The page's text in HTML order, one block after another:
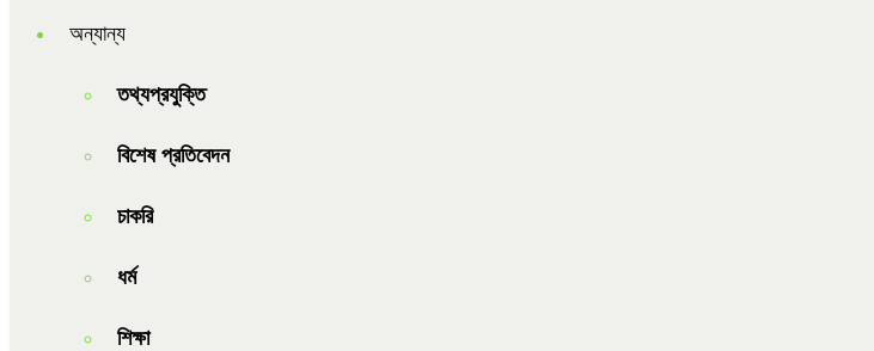
অন্যান্য
তথ্যপ্রযুক্তি
বিশেষ প্রতিবেদন
চাকরি
ধর্ম
শিক্ষা